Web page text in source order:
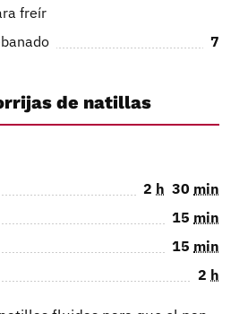
freír
7
de natillas
2 h 30 min
15 min
15 min
2 h